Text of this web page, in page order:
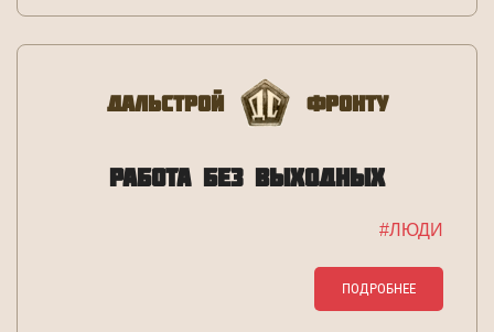
Дальстрой Фронту
РАБОТА БЕЗ ВЫХОДНЫХ
#ЛЮДИ
ПОДРОБНЕЕ